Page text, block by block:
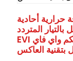
أحادية
بالتيار المتردد
EVI مع تحكم واي فاي